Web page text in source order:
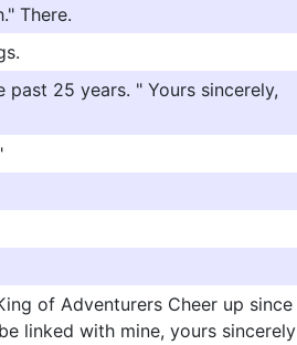
There.
25 years. " Yours sincerely,
of Adventurers Cheer up since
linked with mine, yours sincerely